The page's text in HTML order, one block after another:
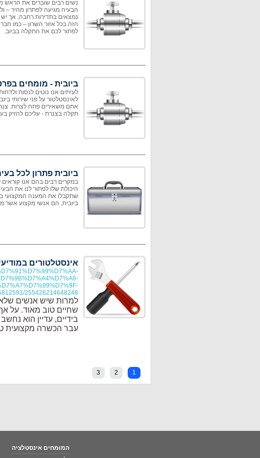
נשים רבים שוברים את הראש
הבעיה מגיעה לפתרון מהיר –
נמצאים בתדירות רחבה, אך
הזה בכל אזור השרון – כמו
לפתור לכם את התקלה בביוב.
ביובית - מומחים
לעיתים אנו נוטים לנסות
לאינסטלטור על פני שירותי
אתם משאירים פתח לצרות.
תקלה בצנרת - עליכם להזיק
ביובית פתרון לכל
במקרים רבים בהם אנו קוראים
היכולת שלו לפתור לנו את
שתקבלו את המענה המקצועי
ביובית, הם אנשי מקצוע אשר
אינסטלטורים
255426214648248
למרות שיש אנשים
שחיים טוב מאוד. על
בידיים, עדיין הוא
עבר הכשרה מקצועית
1
2
3
המומחים אינסטלציה